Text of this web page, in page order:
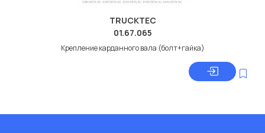
TRUCKTEC
01.67.065
Крепление карданного вала (болт+гайка)